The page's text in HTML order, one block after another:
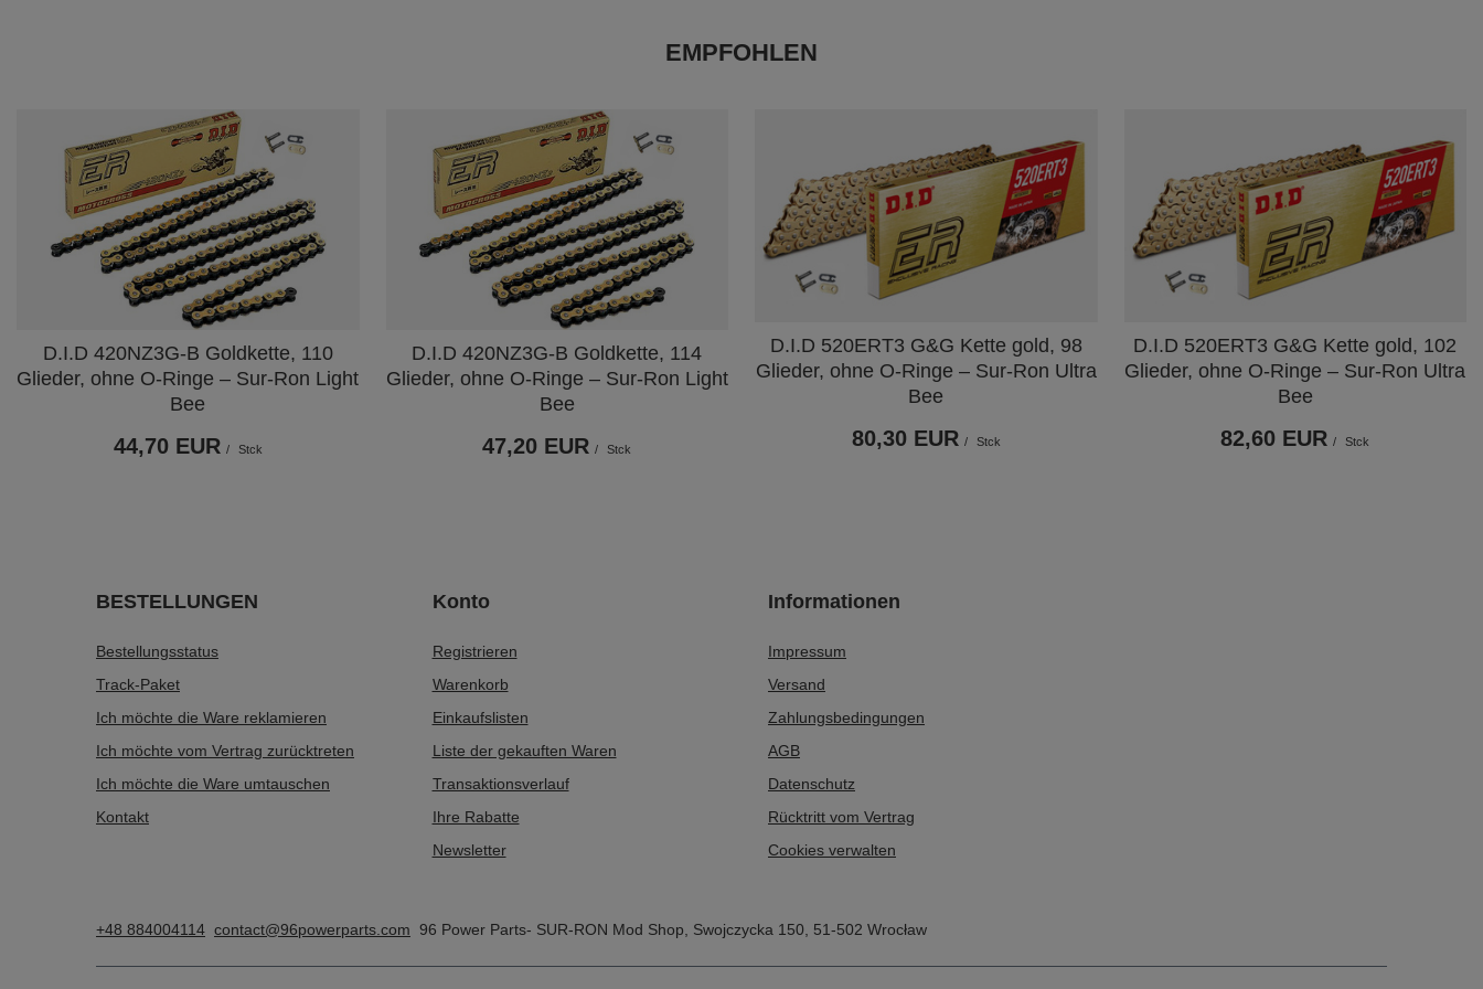
EMPFOHLEN
D.I.D 420NZ3G-B Goldkette, 110
Glieder, ohne O-Ringe – Sur-Ron Light
Bee
44,70 EUR / Stck
D.I.D 420NZ3G-B Goldkette, 114
Glieder, ohne O-Ringe – Sur-Ron Light
Bee
47,20 EUR / Stck
D.I.D 520ERT3 G&G Kette gold, 98
Glieder, ohne O-Ringe – Sur-Ron Ultra
Bee
80,30 EUR / Stck
D.I.D 520ERT3 G&G Kette gold, 102
Glieder, ohne O-Ringe – Sur-Ron Ultra
Bee
82,60 EUR / Stck
BESTELLUNGEN
Bestellungsstatus
Track-Paket
Ich möchte die Ware reklamieren
Ich möchte vom Vertrag zurücktreten
Ich möchte die Ware umtauschen
Kontakt
Konto
Registrieren
Warenkorb
Einkaufslisten
Liste der gekauften Waren
Transaktionsverlauf
Ihre Rabatte
Newsletter
Informationen
Impressum
Versand
Zahlungsbedingungen
AGB
Datenschutz
Rücktritt vom Vertrag
Cookies verwalten
+48 884004114 contact@96powerparts.com 96 Power Parts- SUR-RON Mod Shop Swojczycka 150 51-502 Wrocław